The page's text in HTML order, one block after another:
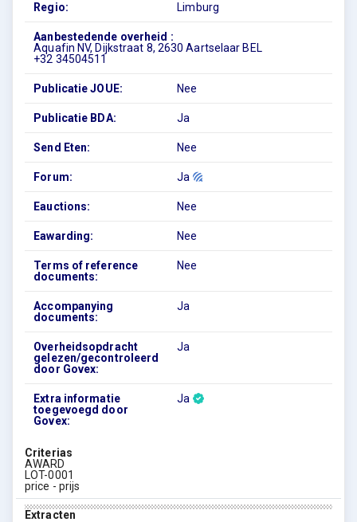
Regio: Limburg
Aanbestedende overheid :
Aquafin NV, Dijkstraat 8, 2630 Aartselaar BEL
+32 34504511
Publicatie JOUE: Nee
Publicatie BDA: Ja
Send Eten: Nee
Forum: Ja
Eauctions: Nee
Eawarding: Nee
Terms of reference
documents:
Nee
Accompanying
documents:
Ja
Overheidsopdracht
gelezen/gecontroleerd
door Govex:
Ja
Extra informatie
toegevoegd door
Govex:
Ja
Criterias
AWARD
LOT-0001
price - prijs
Extracten